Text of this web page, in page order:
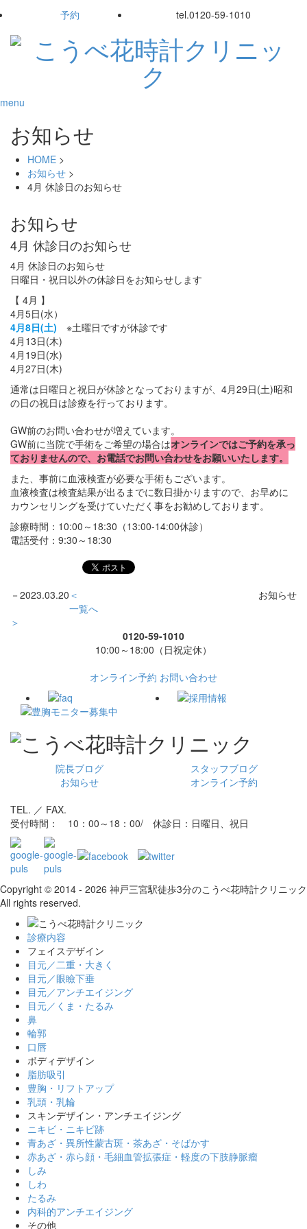
予約 tel.0120-59-1010
menu
お知らせ
HOME >
お知らせ >
4月 休診日のお知らせ
お知らせ
4月 休診日のお知らせ
4月 休診日のお知らせ
日曜日・祝日以外の休診日をお知らせします
【 4月 】
4月5日(水）
4月8日(土) ※土曜日ですが休診です
4月13日(木)
4月19日(水)
4月27日(木)
通常は日曜日と祝日が休診となっておりますが、4月29日(土)昭和
の日の祝日は診療を行っております。
GW前のお問い合わせが増えています。
GW前に当院で手術をご希望の場合はオンラインではご予約を承っ
ておりませんので、お電話でお問い合わせをお願いいたします。
また、事前に血液検査が必要な手術もございます。
血液検査は検査結果が出るまでに数日掛かりますので、お早めに
カウンセリングを受けていただく事をお勧めしております。
診療時間：10:00～18:30（13:00-14:00休診）
電話受付：9:30～18:30
－ 2023.03.20 お知らせ
＜
一覧へ
＞
0120-59-1010
10:00～18:00（日祝定休）
オンライン予約 お問い合わせ
院長ブログ
スタッフブログ
お知らせ
オンライン予約
TEL. ／ FAX.
受付時間： 10：00～18：00/ 休診日：日曜日、祝日
Copyright © 2014 - 2026 神戸三宮駅徒歩3分のこうべ花時計クリニック
All rights reserved.
診療内容
フェイスデザイン
目元／二重・大きく
目元／眼瞼下垂
目元／アンチエイジング
目元／くま・たるみ
鼻
輪郭
口唇
ボディデザイン
脂肪吸引
豊胸・リフトアップ
乳頭・乳輪
スキンデザイン・アンチエイジング
ニキビ・ニキビ跡
青あざ・異所性蒙古斑・茶あざ・そばかす
赤あざ・赤ら顔・毛細血管拡張症・軽度の下肢静脈瘤
しみ
しわ
たるみ
内科的アンチエイジング
その他